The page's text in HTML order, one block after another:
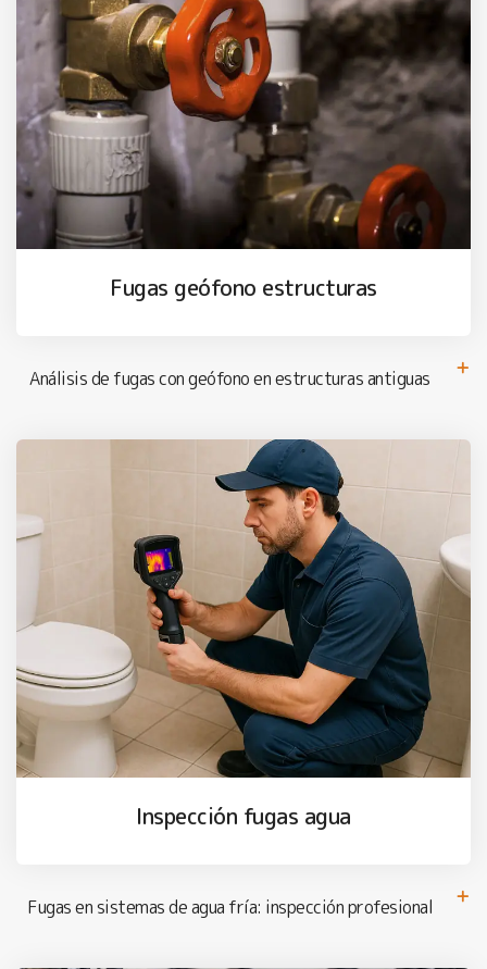
Fugas geófono estructuras
Análisis de fugas con geófono en estructuras antiguas
Inspección fugas agua
Fugas en sistemas de agua fría: inspección profesional